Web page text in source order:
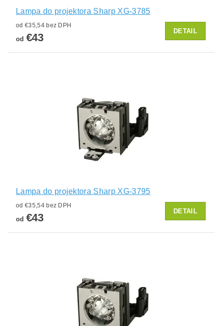
Lampa do projektora Sharp XG-3785
od €35,54 bez DPH
od €43
DETAIL
Lampa do projektora Sharp XG-3795
od €35,54 bez DPH
od €43
DETAIL